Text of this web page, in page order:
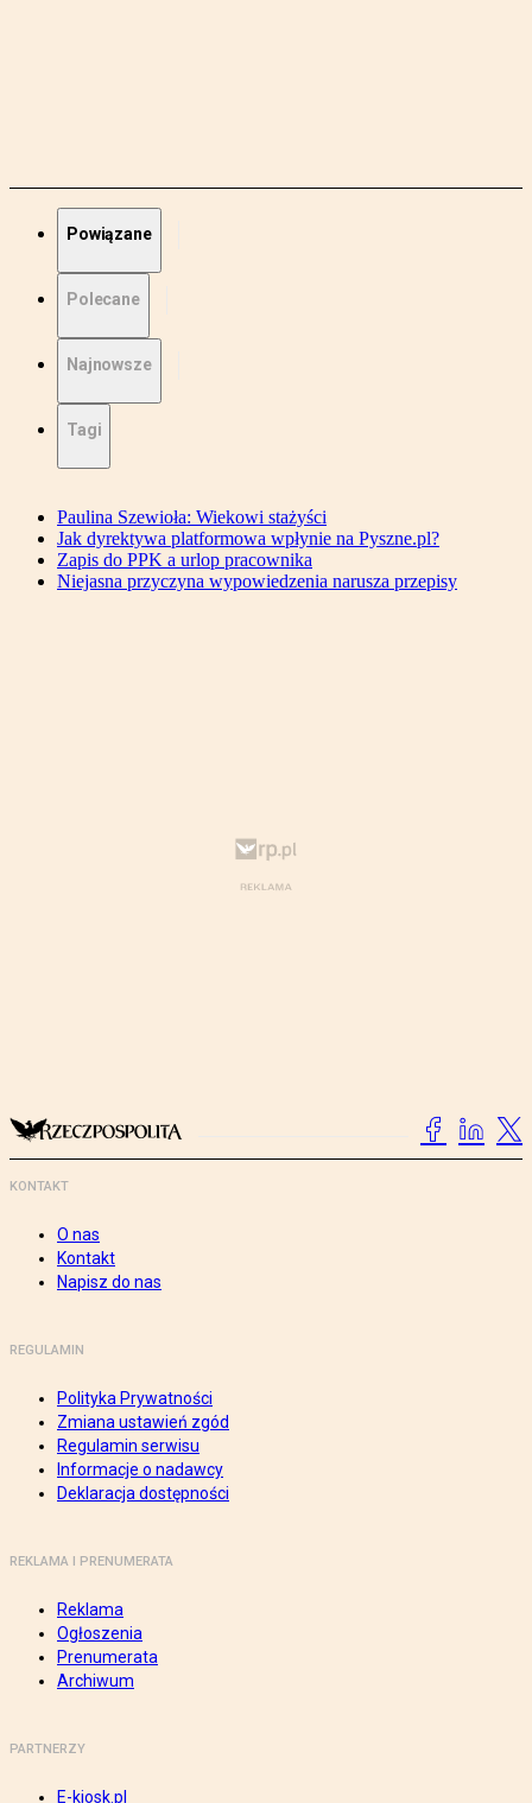
Powiązane
Polecane
Najnowsze
Tagi
Paulina Szewioła: Wiekowi stażyści
Jak dyrektywa platformowa wpłynie na Pyszne.pl?
Zapis do PPK a urlop pracownika
Niejasna przyczyna wypowiedzenia narusza przepisy
KONTAKT
O nas
Kontakt
Napisz do nas
REGULAMIN
Polityka Prywatności
Zmiana ustawień zgód
Regulamin serwisu
Informacje o nadawcy
Deklaracja dostępności
REKLAMA I PRENUMERATA
Reklama
Ogłoszenia
Prenumerata
Archiwum
PARTNERZY
E-kiosk.pl